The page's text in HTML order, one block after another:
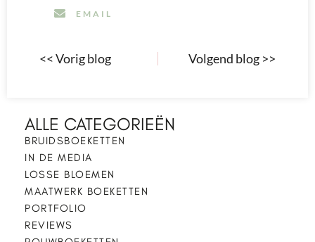
EMAIL
<< Vorig blog Volgend blog >>
ALLE CATEGORIEËN
BRUIDSBOEKETTEN
IN DE MEDIA
LOSSE BLOEMEN
MAATWERK BOEKETTEN
PORTFOLIO
REVIEWS